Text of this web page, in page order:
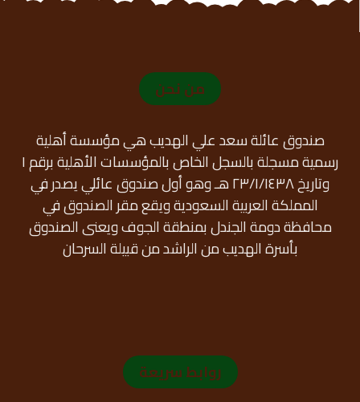
من نحن
صندوق عائلة سعد علي الهديب هي مؤسسة أهلية
رسمية مسجلة بالسجل الخاص بالمؤسسات الأهلية برقم ١
وتاريخ ٢٣/١/١٤٣٨ هـ وهو أول صندوق عائلي يصدر في
المملكة العربية السعودية ويقع مقر الصندوق في
محافظة دومة الجندل بمنطقة الجوف ويعنى الصندوق
بأسرة الهديب من الراشد من قبيلة السرحان
روابط سريعة